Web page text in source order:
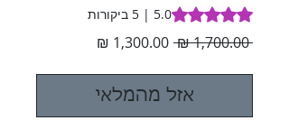
5.0 out of five stars based on 5 reviews
5.0 | 5 ביקורות
‏1,700.00 ‏₪
מחיר
אזל מהמלאי